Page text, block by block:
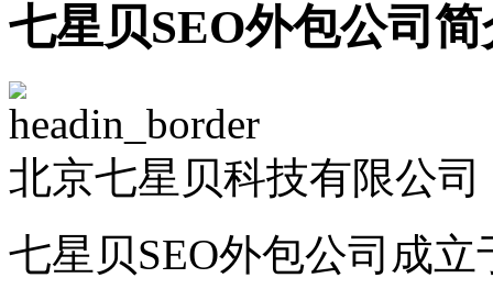
七星贝SEO外包公司简
北京七星贝科技有限公
七星贝SEO外包公司成